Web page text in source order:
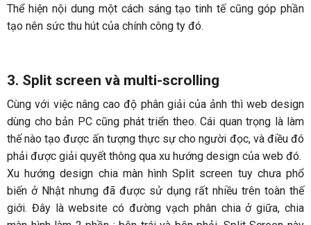
Thể hiện nội dung một cách sáng tạo tinh tế cũng góp phần
tạo nên sức thu hút của chính công ty đó.
3. Split screen và multi-scrolling
Cùng với việc nâng cao độ phân giải của ảnh thì web design
dùng cho bản PC cũng phát triển theo. Cái quan trọng là làm
thế nào tạo được ấn tượng thực sự cho người đọc, và điều đó
phải được giải quyết thông qua xu hướng design của web đó.
Xu hướng design chia màn hình Split screen tuy chưa phổ
biến ở Nhật nhưng đã được sử dụng rất nhiều trên toàn thế
giới. Đây là website có đường vạch phân chia ở giữa, chia